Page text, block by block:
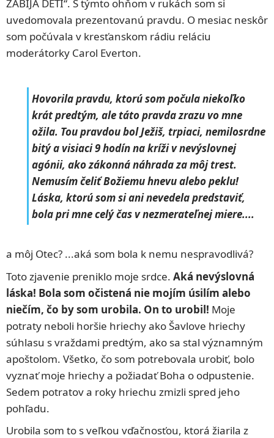
ZABÍJA DETI“. S týmto ohňom v rukách som si
uvedomovala prezentovanú pravdu. O mesiac neskôr
som počúvala v kresťanskom rádiu reláciu
moderátorky Carol Everton.
Hovorila pravdu, ktorú som počula niekoľko
krát predtým, ale táto pravda zrazu vo mne
ožila. Tou pravdou bol Ježiš, trpiaci, nemilosrdne
bitý a visiaci 9 hodín na kríži v nevýslovnej
agónii, ako zákonná náhrada za môj trest.
Nemusím čeliť Božiemu hnevu alebo peklu!
Láska, ktorú som si ani nevedela predstaviť,
bola pri mne celý čas v nezmerateľnej miere....
a môj Otec? ...aká som bola k nemu nespravodlivá?
Toto zjavenie preniklo moje srdce. Aká nevýslovná
láska! Bola som očistená nie mojím úsilím alebo
niečím, čo by som urobila. On to urobil! Moje
potraty neboli horšie hriechy ako Šavlove hriechy
súhlasu s vraždami predtým, ako sa stal významným
apoštolom. Všetko, čo som potrebovala urobiť, bolo
vyznať moje hriechy a požiadať Boha o odpustenie.
Sedem potratov a roky hriechu zmizli spred jeho
pohľadu.
Urobila som to s veľkou vďačnosťou, ktorá žiarila z